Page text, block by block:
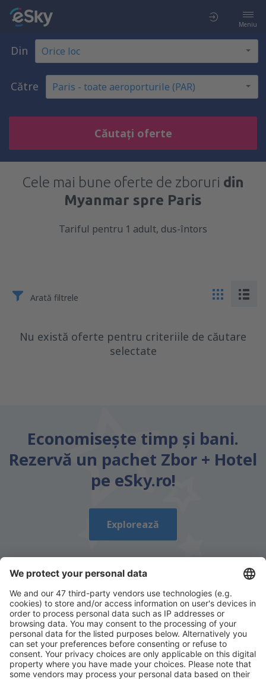
Meniu
Din
Către
Căutați oferte
Cele mai bune oferte de zboruri din
Myanmar spre Paris
Tariful pentru 1 adult, dus-întors
Arată filtrele
Nu există oferte pentru criteriile de căutare
selectate
Economiseşte timp și bani.
Rezervă un pachet Zbor + Hotel
pe eSky.ro!
Explorează
Descarcă aplicația noastrăși organizează-ţi
convenabil călătoriile